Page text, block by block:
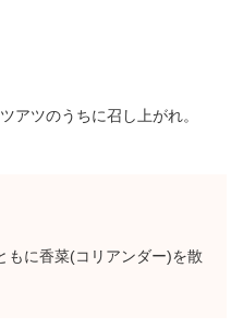
アツのうちに召し上がれ。
もに香菜(コリアンダー)を散